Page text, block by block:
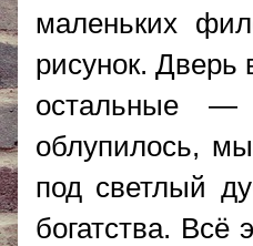
маленьких
рисунок. Дверь
остальные —
облупилось,
под светлый
богатства.